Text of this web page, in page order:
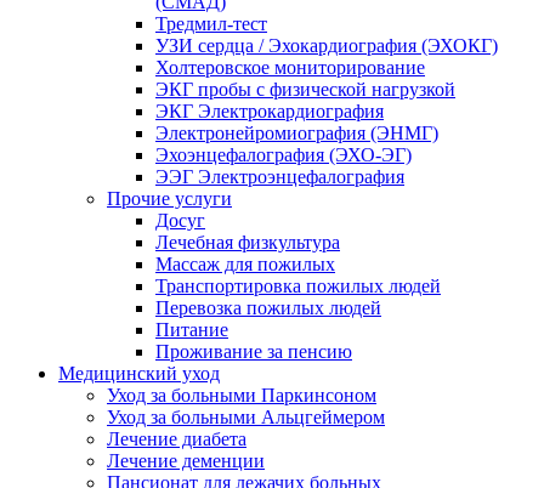
Тредмил-тест
УЗИ сердца / Эхокардиография (ЭХОКГ)
Холтеровское мониторирование
ЭКГ пробы с физической нагрузкой
ЭКГ Электрокардиография
Электронейромиография (ЭНМГ)
Эхоэнцефалография (ЭХО-ЭГ)
ЭЭГ Электроэнцефалография
Прочие услуги
Досуг
Лечебная физкультура
Массаж для пожилых
Транспортировка пожилых людей
Перевозка пожилых людей
Питание
Проживание за пенсию
Медицинский уход
Уход за больными Паркинсоном
Уход за больными Альцгеймером
Лечение диабета
Лечение деменции
Пансионат для лежачих больных